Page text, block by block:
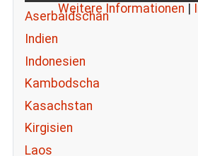
Aserbaidschan
Indien
Indonesien
Kambodscha
Kasachstan
Kirgisien
Laos
Weitere Informationen |